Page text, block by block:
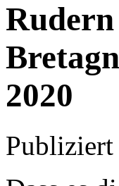
2020
Publiziert